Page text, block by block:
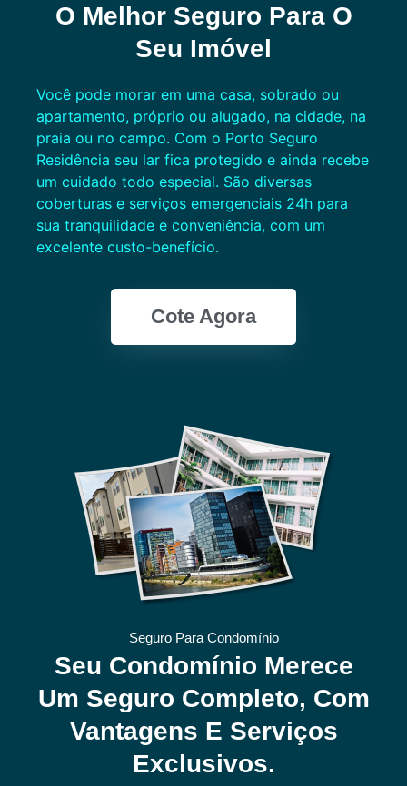
O Melhor Seguro Para O
Seu Imóvel
Você pode morar em uma casa, sobrado ou
apartamento, próprio ou alugado, na cidade, na
praia ou no campo. Com o Porto Seguro
Residência seu lar fica protegido e ainda recebe
um cuidado todo especial. São diversas
coberturas e serviços emergenciais 24h para
sua tranquilidade e conveniência, com um
excelente custo-benefício.
Cote Agora
Seguro Para Condomínio
Seu Condomínio Merece
Um Seguro Completo, Com
Vantagens E Serviços
Exclusivos.